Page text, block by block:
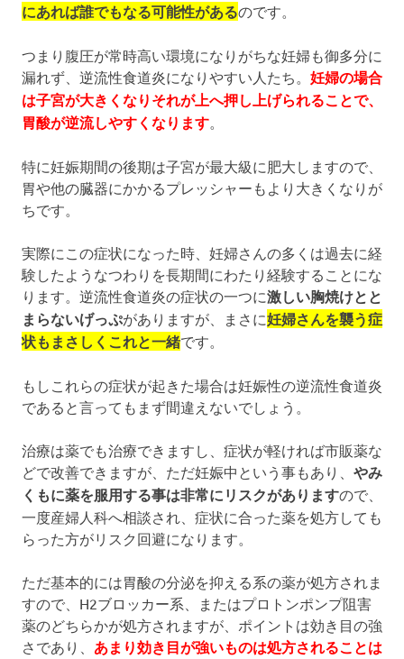
にあれば誰でもなる可能性があるのです。
つまり腹圧が常時高い環境になりがちな妊婦も御多分に
漏れず、逆流性食道炎になりやすい人たち。 妊婦の場合
は子宮が大きくなりそれが上へ押し上げられることで、
胃酸が逆流しやすくなります。
特に妊娠期間の後期は子宮が最大級に肥大しますので、
胃や他の臓器にかかるプレッシャーもより大きくなりが
ちです。
実際にこの症状になった時、妊婦さんの多くは過去に経
験したようなつわりを長期間にわたり経験することにな
ります。逆流性食道炎の症状の一つに激しい胸焼けとと
まらないげっぷがありますが、まさに妊婦さんを襲う症
状もまさしくこれと一緒です。
もしこれらの症状が起きた場合は妊娠性の逆流性食道炎
であると言ってもまず間違えないでしょう。
治療は薬でも治療できますし、症状が軽ければ市販薬な
どで改善できますが、ただ妊娠中という事もあり、 やみ
くもに薬を服用する事は非常にリスクがありますので、
一度産婦人科へ相談され、症状に合った薬を処方しても
らった方がリスク回避になります。
ただ基本的には胃酸の分泌を抑える系の薬が処方されま
すので、H2ブロッカー系、またはプロトンポンプ阻害
薬のどちらかが処方されますが、ポイントは効き目の強
さであり、 あまり効き目が強いものは処方されることは